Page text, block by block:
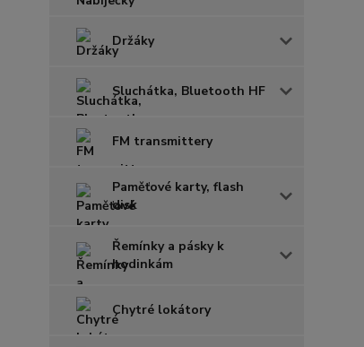
Držáky
Sluchátka, Bluetooth HF
FM transmittery
Paměťové karty, flash
disk
Řemínky a pásky k
hodinkám
Chytré lokátory